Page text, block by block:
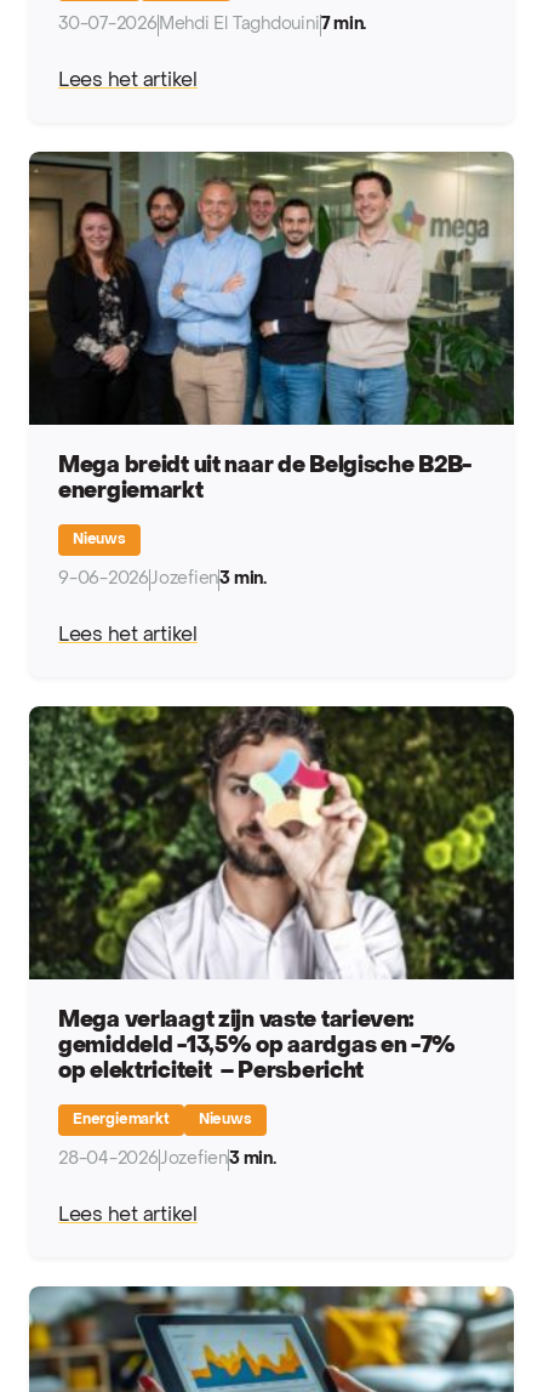
30-07-2026 Mehdi El Taghdouini 7 min.
Lees het artikel
Mega breidt uit naar de Belgische B2B-
energiemarkt
Nieuws
9-06-2026Jozefien3 min.
Lees het artikel
Mega verlaagt zijn vaste tarieven:
gemiddeld -13,5% op aardgas en -7%
op elektriciteit – Persbericht
Energiemarkt Nieuws
28-04-2026Jozefien3 min.
Lees het artikel